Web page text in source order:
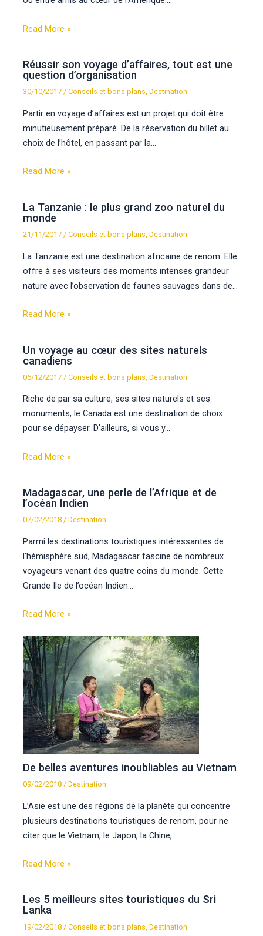
Read More »
Réussir son voyage d’affaires, tout est une
question d’organisation
30/10/2017/Conseils et bons plans,Destination
Partir en voyage d’affaires est un projet qui doit être
minutieusement préparé. De la réservation du billet au
choix de l’hôtel, en passant par la…
Read More »
La Tanzanie : le plus grand zoo naturel du
monde
21/11/2017/Conseils et bons plans,Destination
La Tanzanie est une destination africaine de renom. Elle
offre à ses visiteurs des moments intenses grandeur
nature avec l’observation de faunes sauvages dans de…
Read More »
Un voyage au cœur des sites naturels
canadiens
06/12/2017 /Conseils et bons plans ,Destination
Riche de par sa culture, ses sites naturels et ses
monuments, le Canada est une destination de choix
pour se dépayser. D’ailleurs, si vous y…
Read More »
Madagascar, une perle de l’Afrique et de
l’océan Indien
07/02/2018/Destination
Parmi les destinations touristiques intéressantes de
l’hémisphère sud, Madagascar fascine de nombreux
voyageurs venant des quatre coins du monde. Cette
Grande Ile de l’océan Indien…
Read More »
De belles aventures inoubliables au Vietnam
09/02/2018 /Destination
L’Asie est une des régions de la planète qui concentre
plusieurs destinations touristiques de renom, pour ne
citer que le Vietnam, le Japon, la Chine,…
Read More »
Les 5 meilleurs sites touristiques du Sri
Lanka
19/02/2018 /Conseils et bons plans ,Destination